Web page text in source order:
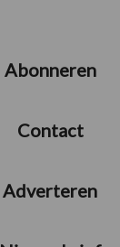
Abonneren
Contact
Adverteren